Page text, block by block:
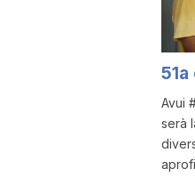
51a
Avui
serà